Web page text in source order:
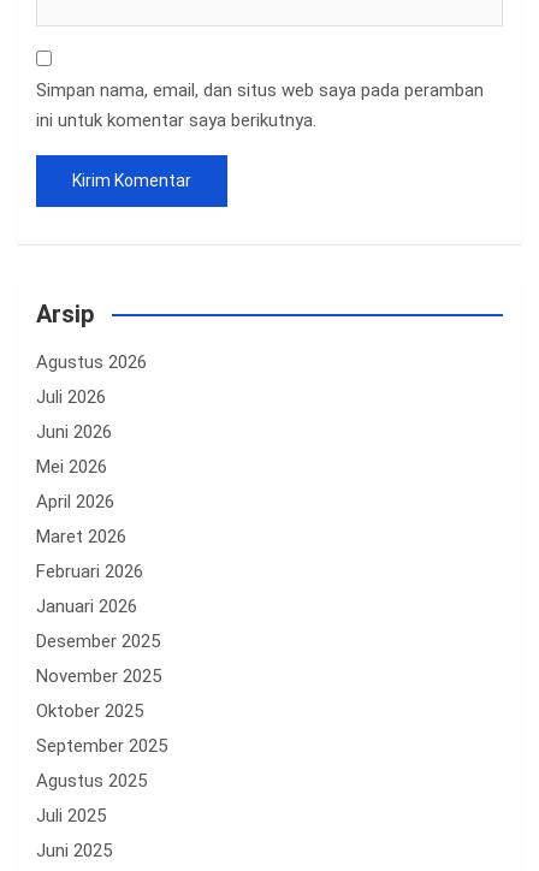
Simpan nama, email, dan situs web saya pada peramban
ini untuk komentar saya berikutnya.
Arsip
Agustus 2026
Juli 2026
Juni 2026
Mei 2026
April 2026
Maret 2026
Februari 2026
Januari 2026
Desember 2025
November 2025
Oktober 2025
September 2025
Agustus 2025
Juli 2025
Juni 2025